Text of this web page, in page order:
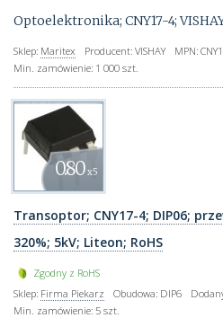
Optoelektronika; CNY17-4;
Sklep: Maritex Producent: VISHAY MPN:
Min. zamówienie: 1 000 szt.
0.80x5
Transoptor; CNY17-4; DIP06;
320%; 5kV; Liteon; RoHS
Zgodny z RoHS
Sklep: Firma Piekarz Obudowa: DIP6
Min. zamówienie: 5 szt.